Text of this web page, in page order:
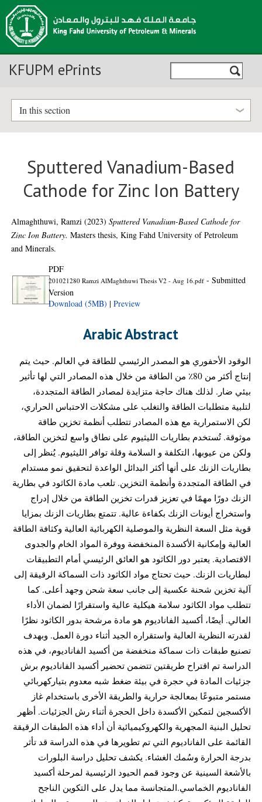
KFUPM ePrints
In this section
Sputtered Vanadium-Based
Cathode for Zinc Ion Battery
Almaghthuwi, Ramzi (2023)Sputtered Vanadium-Based Cathode for
Zinc Ion Battery. Masters thesis, King Fahd University of Petroleum
and Minerals.
PDF
201021280 Ramzi AlMaghthuwi Thesis V2 - Aug 16.pdf - Submitted
Version
Download (5MB) |Preview
Arabic Abstract
الوقود الأحفوري هو المصدر الرئيسي للطاقة في العالم. حيث يتم
إنتاج أكثر من 80٪ من الطاقة من خلال هذه المصادر التي لها تأثير
بيئي ضار. لذلك هناك حاجة متزايدة لمصادر الطاقة المتجددة،
لتلبية متطلبات الطاقة والتغلب على مشكلات الاحتباس الحراري،
لكن الاستمرارية مع هذه المصادر تتطلب أنظمة تخزين طاقة
موثوقة. تُستخدم بطاريات الليثيوم على نطاق واسع لتخزين الطاقة،
ولكن من عيوبها، التكلفة و السلامة وقلة توافر الليثيوم. يُنظر إلى
بطاريات الزنك على أنها أكثر البدائل الواعدة لتحقيق نمو مستدام
في الطاقة المتجددة وأنظمة التخزين. تلعب مادة الكاثود في بطارية
الزنك دورًا مهمًا في تعزيز قدرات تخزين الطاقة من خلال إدراج
واستخراج أيونات الزنك بكفاءة عالية. تتمتع بطاريات الزنك بمزايا
قوية مثل السعة النظرية والموصلية الكهربائية العالية وكثافة الطاقة
العالية وإمكانية الأكسدة المنخفضة ووفرة المواد الخام والجدوى
الاقتصادية. يعتبر دور الكاثود هو العائق الرئيسي أمام التطبيقات
لبطاريات الزنك. حيث تحتاج مواد الكاثود ذات السماكة الرقيقة إلى
آلية تخزين شحنة عكسية إلى جانب سعة شحن وجهد أعلى. كما
تتطلب مواد الكاثود سلامة هيكلية عالية واستقرارًا لضمان الأداء
العالي. أيضًا، أكسيد الفاناديوم هو مادة مرشحة بدور الكاثود نظرًا
لقدرته النظرية العالية واستقراره الجيد أثناء دورة العمل. وبهدف
تصنيع طبقات ذات سماكة منخفضة من أكسيد الفاناديوم، في هذه
الدراسة تم اقتراح طريقتين تتضمن تحضير أكسيد الفاناديوم برش
جزئيات المادة في حجرة في بيئة ضغط شبه معدوم بتياركهربائي
مستمر متبوعًا بمعالجة حرارية والطريقة الأخرى باستخدام غاز
الأكسجين لتمكين الأكسدة داخل الحجرة أثناء رش الجزئيات. أظهر
تحليل البنية المجهرية والكهروكيميائية أن أداء هذه الطبقات الرقيقة
القائمة على الفاناديوم التي تم تطويرها في هذه الدراسة قد تأثر
بدرجة الحرارة وسُمك الغشاء. يكشف تحليل دراسة البلورات
بالأشعة السينية عن وجود قمم الحيود الرئيسية لمرحلة أكسيد
الفاناديوم الخماسي.المتجانسة مما يدل على التكوين الناجح